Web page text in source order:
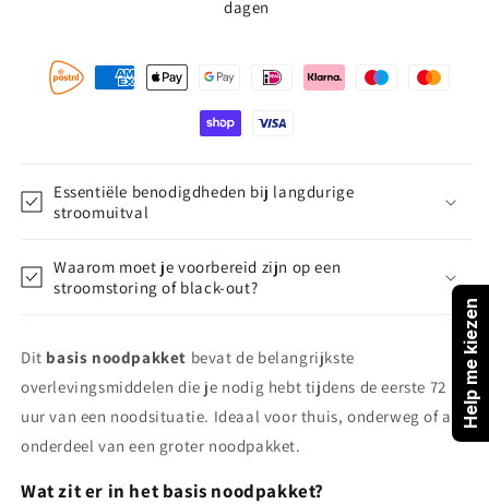
dagen
Essentiële benodigdheden bij langdurige
stroomuitval
Waarom moet je voorbereid zijn op een
stroomstoring of black-out?
Dit basis noodpakket bevat de belangrijkste
overlevingsmiddelen die je nodig hebt tijdens de eerste 72
uur van een noodsituatie. Ideaal voor thuis, onderweg of als
onderdeel van een groter noodpakket.
Wat zit er in het basis noodpakket?
Help me kiezen